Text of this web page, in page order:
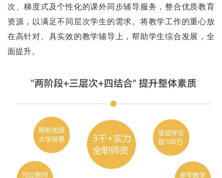
次、梯度式及个性化的课外同步辅导服务，整合优质教育
资源，以满足不同层次学生的需求。将教学工作的重心放
在高针对、具实效的教学辅导上，帮助学生综合发展，全
面提升。